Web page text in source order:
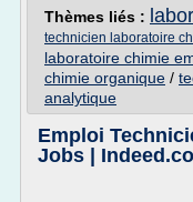
Thèmes liés :
technicien laboratoire
laboratoire chimie
chimie organique /
analytique
Emploi
Jobs |